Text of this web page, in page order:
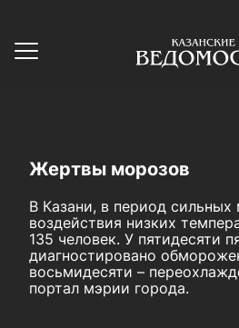
Жертвы морозов
В Казани, в период сильных
воздействия низких
135 человек. У пятидесяти
диагностировано
восьмидесяти –
портал мэрии города.